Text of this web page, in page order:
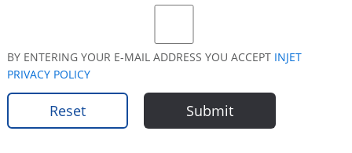
BY ENTERING YOUR E-MAIL ADDRESS YOU ACCEPT INJET
PRIVACY POLICY
Reset Submit